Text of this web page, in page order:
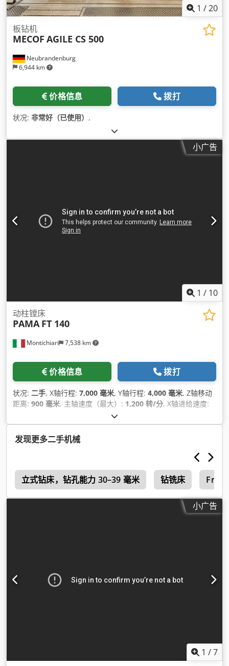
1 /20
Neubrandenburg
6,944 km
板钻机
MECOF AGILE CS 500
价格信息 拨打
状况: 非常好（已使用） ,
小广告
1 / 10
Montichiari 7,538 km
动柱镗床
PAMA FT 140
价格信息 拨打
状况: 二手, X轴行程: 7,000 毫米, Y轴行程: 4,000 毫米, Z轴移动
距离: 900 毫米, 主轴速度（最大）: 1,200 转/分, X轴进给速度:
发现更多二手机械
立式钻床，钻孔能力 30–39 毫米 钻铣床
小广告
1 /7